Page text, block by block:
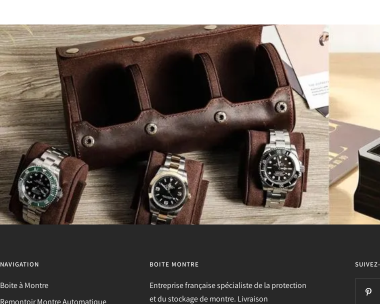
NAVIGATION
Boite à Montre
Remontoir Montre Automatique
BOITE MONTRE
Entreprise françaisespécialiste de la protection
et du stockage de montre. Livraison